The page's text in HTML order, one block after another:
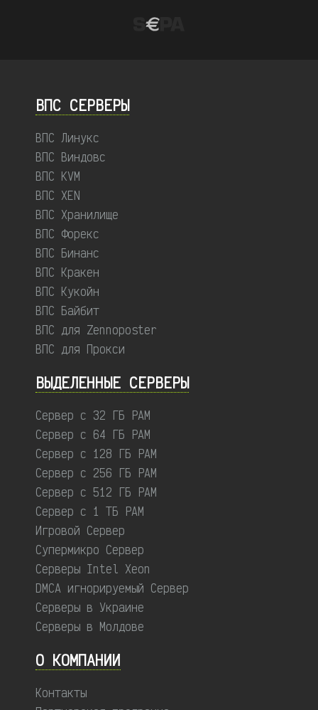
ВПС СЕРВЕРЫ
ВПС Линукс
ВПС Виндовс
ВПС KVM
ВПС XEN
ВПС Хранилище
ВПС Форекс
ВПС Бинанс
ВПС Кракен
ВПС Кукойн
ВПС Байбит
ВПС для Zennoposter
ВПС для Прокси
ВЫДЕЛЕННЫЕ CЕРВЕРЫ
Сервер с 32 ГБ РАМ
Сервер с 64 ГБ РАМ
Сервер с 128 ГБ РАМ
Сервер с 256 ГБ РАМ
Сервер с 512 ГБ РАМ
Сервер с 1 ТБ РАМ
Игровой Сервер
Супермикро Сервер
Серверы Intel Xeon
DMCA игнорируемый Сервер
Серверы в Украине
Серверы в Молдове
О КОМПАНИИ
Контакты